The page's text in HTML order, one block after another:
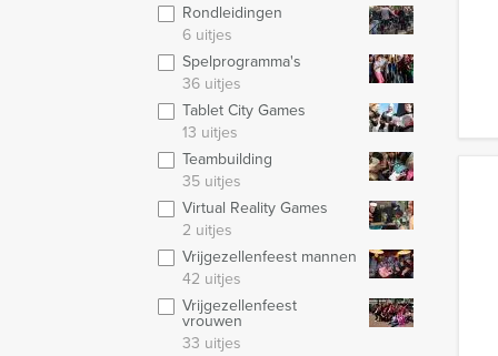
Rondleidingen
6 uitjes
Spelprogramma's
36 uitjes
Tablet City Games
13 uitjes
Teambuilding
35 uitjes
Virtual Reality Games
2 uitjes
Vrijgezellenfeest mannen
42 uitjes
Vrijgezellenfeest
vrouwen
33 uitjes